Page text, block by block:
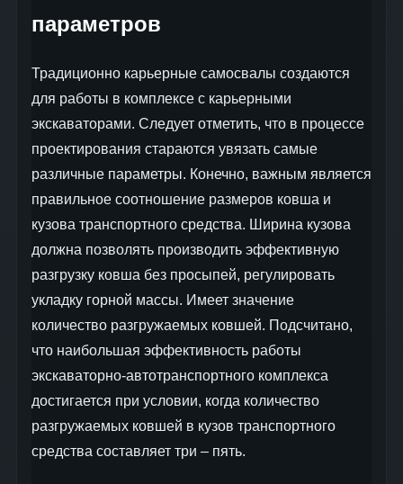
параметров
Традиционно карьерные самосвалы создаются
для работы в комплексе с карьерными
экскаваторами. Следует отметить, что в процессе
проектирования стараются увязать самые
различные параметры. Конечно, важным является
правильное соотношение размеров ковша и
кузова транспортного средства. Ширина кузова
должна позволять производить эффективную
разгрузку ковша без просыпей, регулировать
укладку горной массы. Имеет значение
количество разгружаемых ковшей. Подсчитано,
что наибольшая эффективность работы
экскаваторно-автотранспортного комплекса
достигается при условии, когда количество
разгружаемых ковшей в кузов транспортного
средства составляет три – пять.